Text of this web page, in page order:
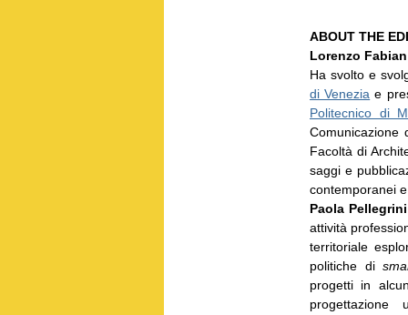
ABOUT THE
Lorenzo Fabian
Ha svolto e
di Venezia e
Politecnico di
Comunicazione
Facoltà di
saggi e
contemporanei
Paola Pellegrini
attività
territoriale
politiche di
progetti in
progettazione